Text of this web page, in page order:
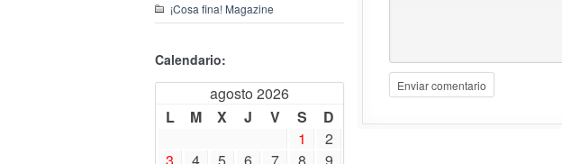
¡Cosa fina! Magazine
Calendario:
agosto 2026
L
M X J V S
D
1
2